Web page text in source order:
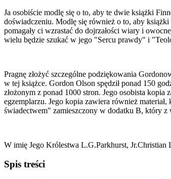
Ja osobiście modlę się o to, aby te dwie książki
doświadczeniu. Modlę się również o to, aby
pomagały ci wzrastać do dojrzałości wiary i
wielu będzie szukać w jego "Sercu prawdy" i
Pragnę złożyć szczególne podziękowania
w tej książce. Gordon Olson spędził ponad 150
złożonym z ponad 1000 stron. Jego osobista
egzemplarzu. Jego kopia zawiera również
świadectwem" zamieszczony w dodatku B, który z
W imię Jego Królestwa L.G.Parkhurst, Jr.Christian
Spis treści